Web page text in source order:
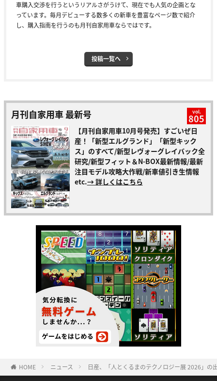
車購入交渉を行うというリアルさがうけて、現在でも人気の企画とな
っています。毎月デビューする数多くの新車を豊富なページ数で紹介
し、購入指南を行うのも月刊自家用車ならではです。
投稿一覧へ
月刊自家用車 最新号 vol.
805
【月刊自家用車10月号発売】すごいぜ日
産！「新型エルグランド」「新型キック
ス」のすべて/新型レヴォーグレイバック全
研究/新型フィット＆N-BOX最新情報/最新
注目モデル攻略大作戦/新車値引き生情報
etc.→ 詳しくはこちら
HOME ニュース 日産、「人とくるまのテクノロジー展 2026」の